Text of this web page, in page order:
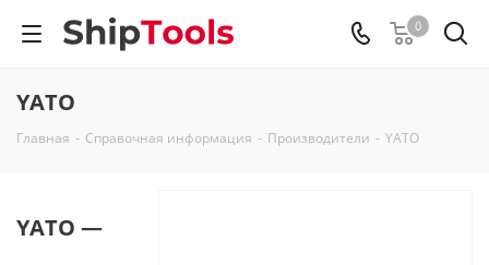
0
YATO
Главная - Справочная информация - Производители - YATO
YATO —